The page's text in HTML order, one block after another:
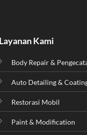
Layanan Kami
Body Repair &
Auto Detailing &
Restorasi Mobil
Paint & Modification